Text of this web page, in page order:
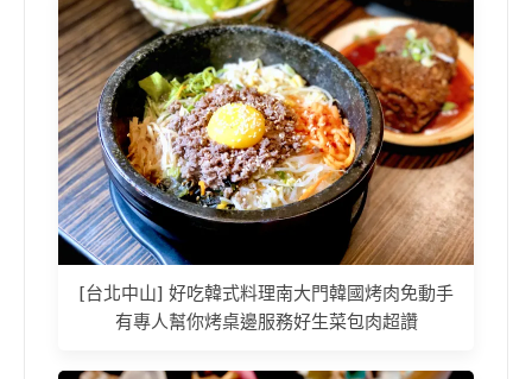
[台北中山] 好吃韓式料理南大門韓國烤肉免動手
有專人幫你烤桌邊服務好生菜包肉超讚